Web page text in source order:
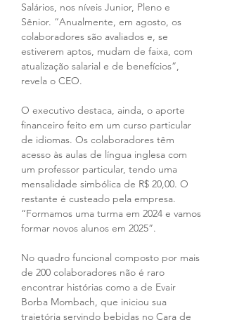
Salários, nos níveis Junior, Pleno e
Sênior. “Anualmente, em agosto, os
colaboradores são avaliados e, se
estiverem aptos, mudam de faixa, com
atualização salarial e de benefícios”,
revela o CEO.
O executivo destaca, ainda, o aporte
financeiro feito em um curso particular
de idiomas. Os colaboradores têm
acesso às aulas de língua inglesa com
um professor particular, tendo uma
mensalidade simbólica de R$ 20,00. O
restante é custeado pela empresa.
“Formamos uma turma em 2024 e vamos
formar novos alunos em 2025”.
No quadro funcional composto por mais
de 200 colaboradores não é raro
encontrar histórias como a de Evair
Borba Mombach, que iniciou sua
trajetória servindo bebidas no Cara de